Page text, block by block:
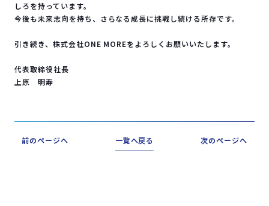
しろを持っています。
今後も未来志向を持ち、さらなる成長に挑戦し続ける所存です。
引き続き、株式会社ONE MOREをよろしくお願いいたします。
代表取締役社長
上原 明寿
前のページへ 一覧へ戻る 次のページへ